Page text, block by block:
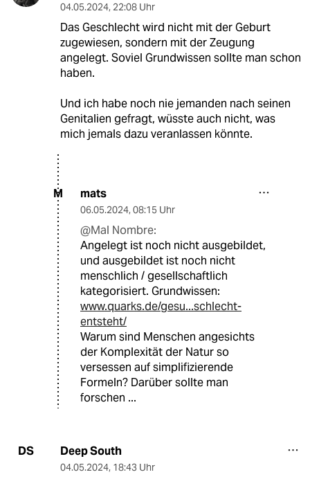
04.05.2024, 22:08 Uhr
Das Geschlecht wird nicht mit der Geburt
zugewiesen, sondern mit der Zeugung
angelegt. Soviel Grundwissen sollte man schon
haben.
Und ich habe noch nie jemanden nach seinen
Genitalien gefragt, wüsste auch nicht, was
mich jemals dazu veranlassen könnte.
M mats
06.05.2024, 08:15 Uhr
@Mal Nombre:
Angelegt ist noch nicht ausgebildet,
und ausgebildet ist noch nicht
menschlich / gesellschaftlich
kategorisiert. Grundwissen:
www.quarks.de/gesu...schlecht-
entsteht/
Warum sind Menschen angesichts
der Komplexität der Natur so
versessen auf simplifizierende
Formeln? Darüber sollte man
forschen ...
DS Deep South
04.05.2024, 18:43 Uhr